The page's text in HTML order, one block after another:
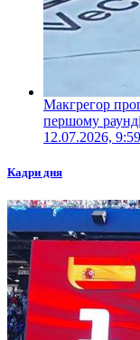
Макгрегор
першому раунді
12.07.2026, 9:59
Кадри дня